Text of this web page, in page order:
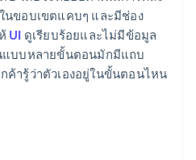
ขอบเขตแคบๆ และมีช่อง
UI ดูเรียบร้อยและไม่มีข้อมูล
แบบหลายขั้นตอนมักมีแถบ
ค้ารู้ว่าตัวเองอยู่ในขั้นตอนไหน